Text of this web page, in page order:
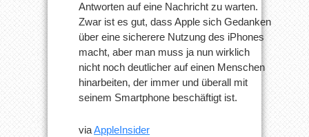
Antworten auf eine Nachricht zu warten.
Zwar ist es gut, dass Apple sich Gedanken
über eine sicherere Nutzung des iPhones
macht, aber man muss ja nun wirklich
nicht noch deutlicher auf einen Menschen
hinarbeiten, der immer und überall mit
seinem Smartphone beschäftigt ist.
viaAppleInsider